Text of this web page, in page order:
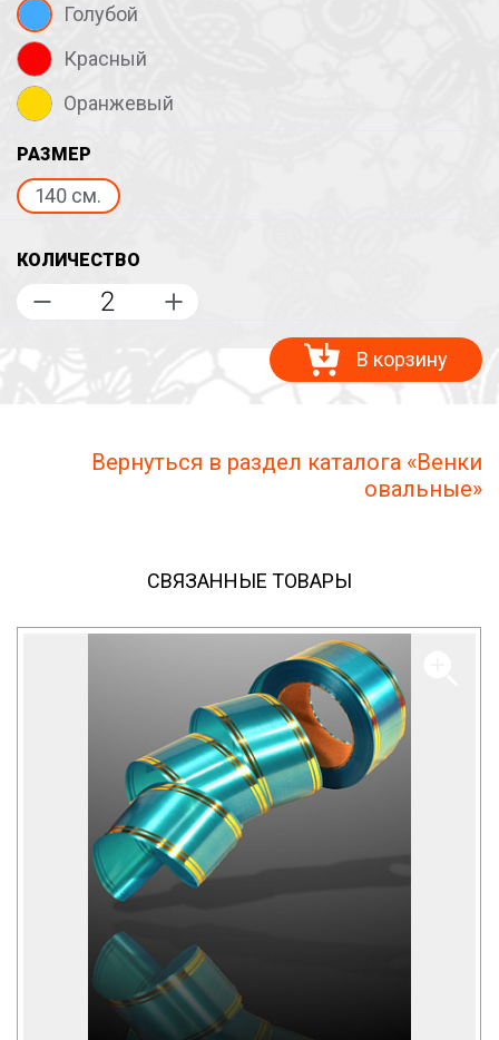
Голубой
Красный
Оранжевый
РАЗМЕР
140 см.
КОЛИЧЕСТВО
В корзину
Вернуться в раздел каталога «Венки
овальные»
СВЯЗАННЫЕ ТОВАРЫ